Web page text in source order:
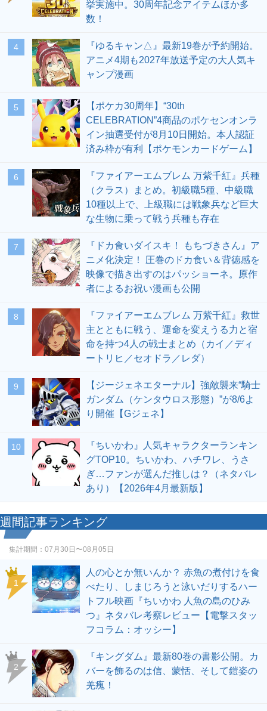
挙実施中。30周年記念アイテムほか多
数！
4
『ゆるキャン△』最新19巻が予約開始。
アニメ4期も2027年放送予定の大人気キ
ャンプ漫画
5
【ポケカ30周年】“30th
CELEBRATION”4商品のポケセンオンラ
イン抽選受付が8月10日開始。本人認証
済み枠が有利【ポケモンカードゲーム】
6
『ファイアーエムブレム 万紫千紅』兵種
（クラス）まとめ。初級職5種、中級職
10種以上で、上級職には戦象兵など巨大
な生物に乗って戦う兵種も存在
7
『ドカ食いダイスキ！ もちづきさん』ア
ニメ化決定！ 圧巻のドカ食い＆背徳感を
映像で描き出すのはパッショーネ。原作
者によるお祝い漫画も公開
8
『ファイアーエムブレム 万紫千紅』救世
主とともに戦う、運命を変えうる力と宿
命を持つ4人の戦士まとめ（カイ／ディ
ートリヒ／セオドラ／レダ）
9
【ジージェネエターナル】強敵襲来“騎士
ガンダム（ケンタウロス形態）”が8/6よ
り開催【Gジェネ】
10
『ちいかわ』人気キャラクターランキン
グTOP10。ちいかわ、ハチワレ、うさ
ぎ…ファンが選んだ推しは？（ネタバレ
あり）【2026年4月最新版】
週間記事ランキング
集計期間： 07月30日〜08月05日
1
人の心とか無いんか？ 赤魚の煮付けを食
べたり、しまじろうと泳いだりするハー
トフル映画『ちいかわ 人魚の島のひみ
つ』ネタバレ考察レビュー【電撃スタッ
フコラム：オッシー】
2
『キングダム』最新80巻の書影公開。カ
バーを飾るのは信、蒙恬、そして鎧姿の
羌瘣！